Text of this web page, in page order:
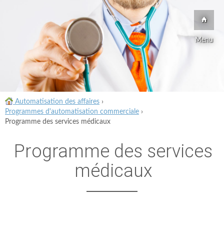
Menu
Automatisation des affaires ›
Programmes d'automatisation commerciale ›
Programme des services médicaux
Programme des services
médicaux